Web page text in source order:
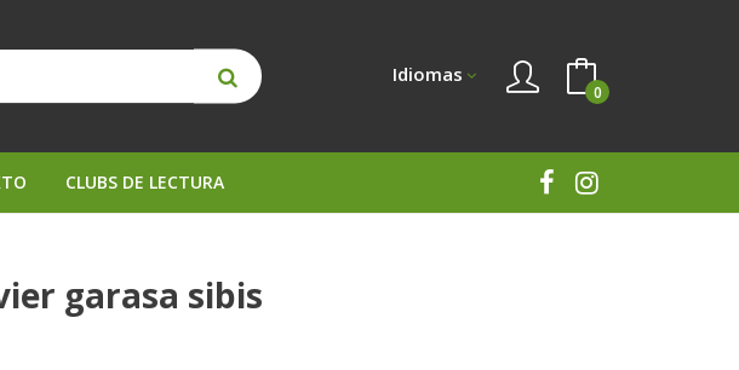
Idiomas
0
CLUBS DE LECTURA
garasa sibis